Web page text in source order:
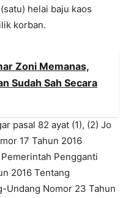
helai baju kaos
korban.
Zoni Memanas,
Sudah Sah Secara
pasal 82 ayat (1), (2) Jo
17 Tahun 2016
Pengganti
2016 Tentang
Undang Nomor 23 Tahun